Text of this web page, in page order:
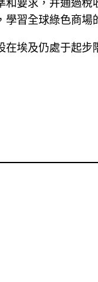
要求，并通過稅
習全球綠色商場
埃及仍處于起步